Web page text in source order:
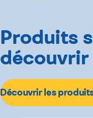
Produits
découvrir
Découvrir les